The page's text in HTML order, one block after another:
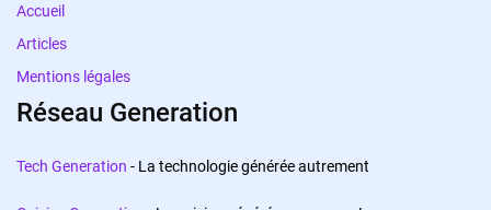
Accueil
Articles
Mentions légales
Réseau Generation
Tech Generation - La technologie générée autrement